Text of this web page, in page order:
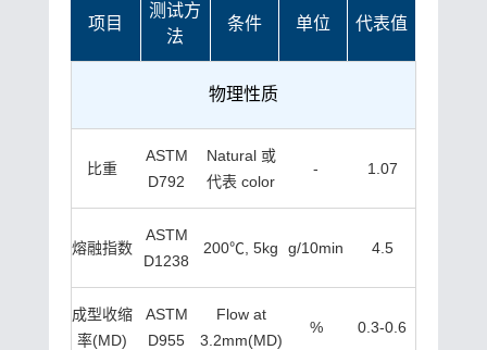
项目
测试方
法
条件 单位 代表值
物理性质
比重
ASTM
D792
Natural 或
代表 color
- 1.07
熔融指数
ASTM
D1238
200℃, 5kg g/10min 4.5
成型收缩
率(MD)
ASTM
D955
Flow at
3.2mm(MD)
% 0.3-0.6